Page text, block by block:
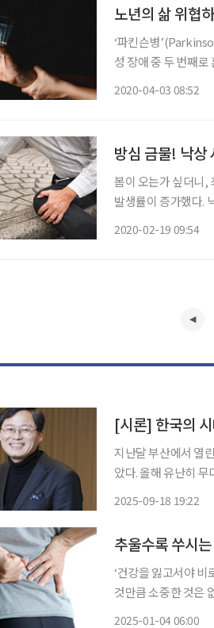
노년의 삶 위협
‘파킨슨병
성 장애 중 두 번째
2020-04-03 08:52
방심 금물! 낙상
봄이 오는가 싶더니,
발생률이 증가했다.
2020-02-19 09:54
[시론] 한국의
지난달 부산에서 열
았다. 올해 유난히
2025-09-18 19:22
추울수록 쑤시
‘건강을 잃고서야
것만큼 소중한 것은
2025-01-04 06:00